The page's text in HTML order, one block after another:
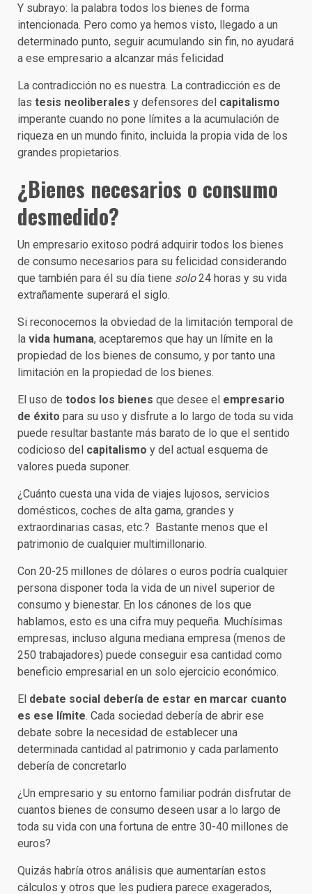
Y subrayo: la palabra todos los bienes de forma
intencionada. Pero como ya hemos visto, llegado a un
determinado punto, seguir acumulando sin fin, no ayudará
a ese empresario a alcanzar más felicidad
La contradicción no es nuestra. La contradicción es de
las tesis neoliberales y defensores del capitalismo
imperante cuando no pone límites a la acumulación de
riqueza en un mundo finito, incluida la propia vida de los
grandes propietarios.
¿Bienes necesarios o consumo
desmedido?
Un empresario exitoso podrá adquirir todos los bienes
de consumo necesarios para su felicidad considerando
que también para él su día tiene solo24 horas y su vida
extrañamente superará el siglo.
Si reconocemos la obviedad de la limitación temporal de
la vida humana, aceptaremos que hay un límite en la
propiedad de los bienes de consumo, y por tanto una
limitación en la propiedad de los bienes.
El uso de todos los bienes que desee el empresario
de éxito para su uso y disfrute a lo largo de toda su vida
puede resultar bastante más barato de lo que el sentido
codicioso del capitalismo y del actual esquema de
valores pueda suponer.
¿Cuánto cuesta una vida de viajes lujosos, servicios
domésticos, coches de alta gama, grandes y
extraordinarias casas, etc.? Bastante menos que el
patrimonio de cualquier multimillonario.
Con 20-25 millones de dólares o euros podría cualquier
persona disponer toda la vida de un nivel superior de
consumo y bienestar. En los cánones de los que
hablamos, esto es una cifra muy pequeña. Muchísimas
empresas, incluso alguna mediana empresa (menos de
250 trabajadores) puede conseguir esa cantidad como
beneficio empresarial en un solo ejercicio económico.
El debate social debería de estar en marcar cuanto
es ese límite. Cada sociedad debería de abrir ese
debate sobre la necesidad de establecer una
determinada cantidad al patrimonio y cada parlamento
debería de concretarlo
¿Un empresario y su entorno familiar podrán disfrutar de
cuantos bienes de consumo deseen usar a lo largo de
toda su vida con una fortuna de entre 30-40 millones de
euros?
Quizás habría otros análisis que aumentarían estos
cálculos y otros que les pudiera parece exagerados,